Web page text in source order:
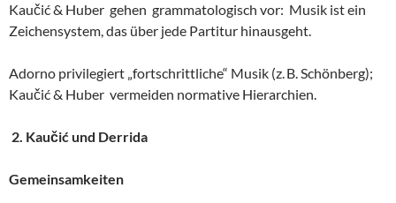
Kaučić & Huber gehen grammatologisch vor: Musik ist ein
Zeichensystem, das über jede Partitur hinausgeht.
Adorno privilegiert „fortschrittliche“ Musik (z. B. Schönberg);
Kaučić & Huber vermeiden normative Hierarchien.
2. Kaučić und Derrida
Gemeinsamkeiten